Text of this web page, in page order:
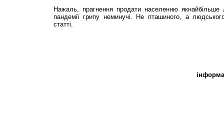
Нажаль, прагнення продати населенню якнайбільше
пандемії грипу неминучі. Не пташиного, а
статті.